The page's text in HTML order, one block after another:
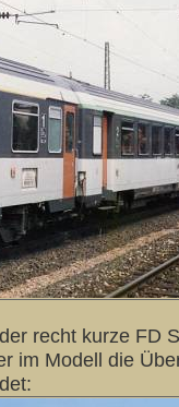
recht kurze FD
im Modell die